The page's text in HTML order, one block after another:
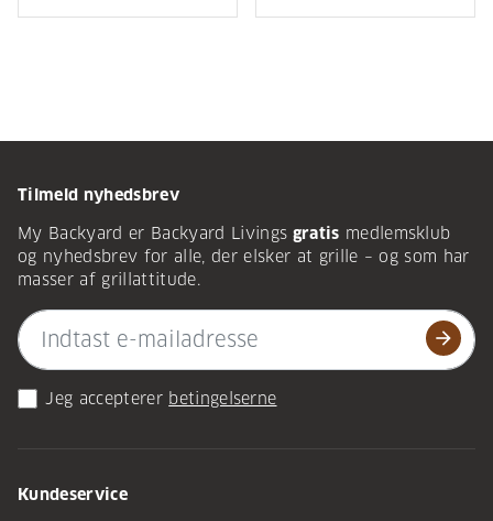
Tilmeld nyhedsbrev
My Backyard er Backyard Livings gratis medlemsklub
og nyhedsbrev for alle, der elsker at grille – og som har
masser af grillattitude.
arrow_forward
Jeg accepterer betingelserne
Kundeservice